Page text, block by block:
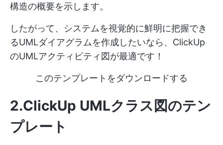
構造の概要を示します。
したがって、システムを視覚的に鮮明に把握でき
るUMLダイアグラムを作成したいなら、ClickUp
のUMLアクティビティ図が最適です！
このテンプレートをダウンロードする
2.ClickUp UMLクラス図のテン
プレート